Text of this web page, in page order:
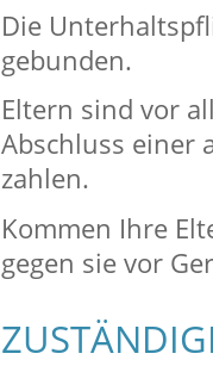
Die
gebunden.
Eltern sind vor
Abschluss einer
zahlen.
Kommen Ihre
gegen sie vor